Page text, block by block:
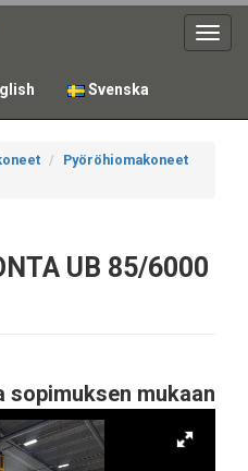
Svenska
Pyöröhiomakoneet
UB 85/6000
sopimuksen mukaan